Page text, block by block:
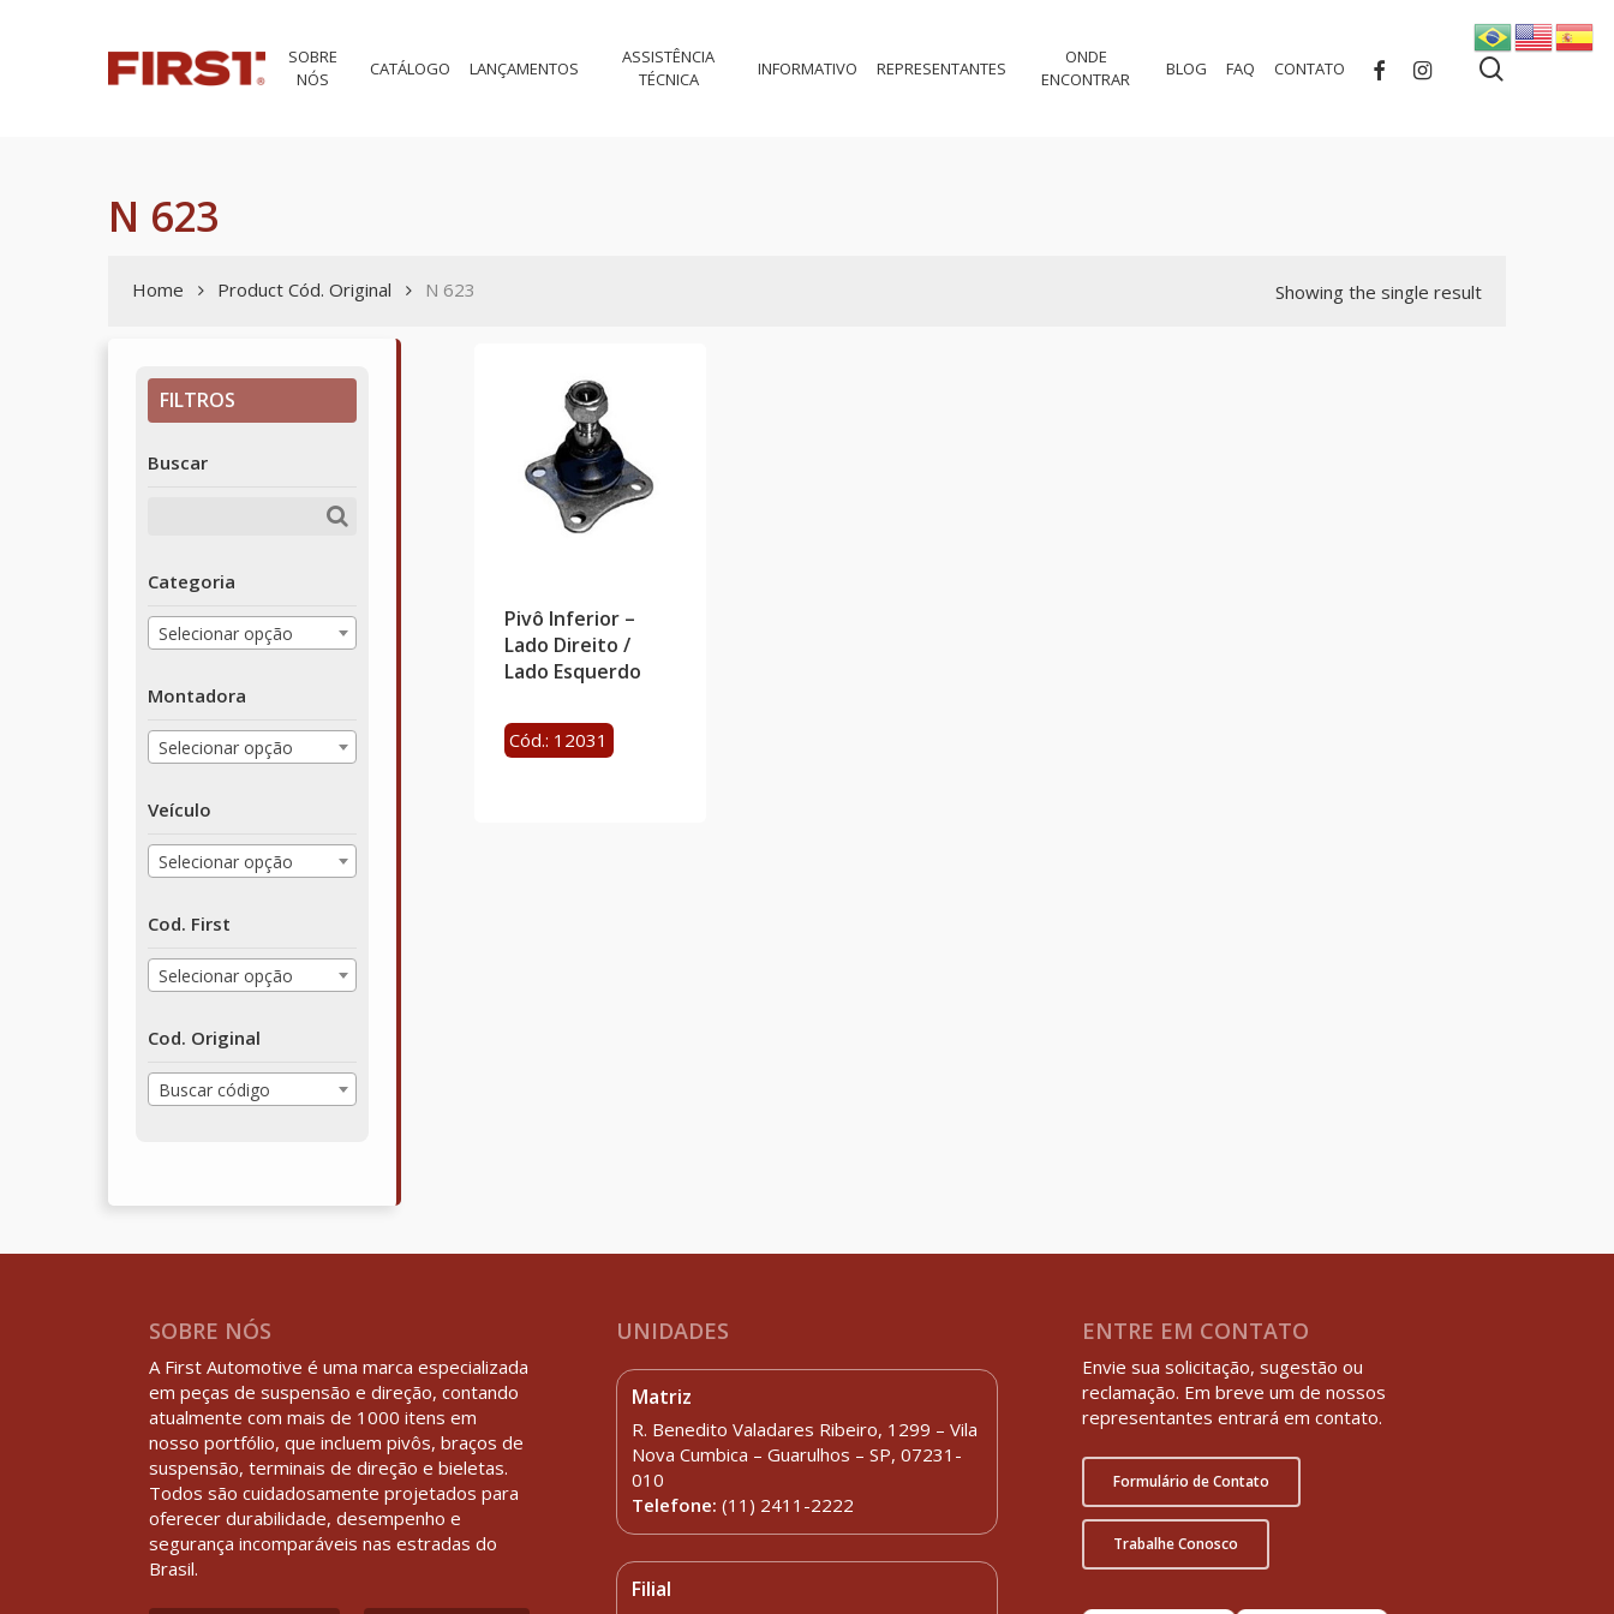
SOBRE
NÓS
CATÁLOGO LANÇAMENTOS
ASSISTÊNCIA
TÉCNICA
INFORMATIVO REPRESENTANTES
ONDE
ENCONTRAR
BLOG FAQ CONTATO FACEBOOKINSTAGRAM
N 623
Showing the single result
Home Product Cód. Original N 623
FILTROS
Buscar
Categoria
Selecionar opção
Montadora
Selecionar opção
Veículo
Selecionar opção
Cod. First
Selecionar opção
Cod. Original
Buscar código
Pivô Inferior –
Lado Direito /
Lado Esquerdo
Cód.: 12031
SOBRE NÓS
A First Automotive é uma marca especializada
em peças de suspensão e direção, contando
atualmente com mais de 1000 itens em
nosso portfólio, que incluem pivôs, braços de
suspensão, terminais de direção e bieletas.
Todos são cuidadosamente projetados para
oferecer durabilidade, desempenho e
segurança incomparáveis nas estradas do
Brasil.
UNIDADES
Matriz
R. Benedito Valadares Ribeiro, 1299 – Vila
Nova Cumbica – Guarulhos – SP, 07231-
010
Telefone:(11) 2411-2222
Filial
ENTRE EM CONTATO
Envie sua solicitação, sugestão ou
reclamação. Em breve um de nossos
representantes entrará em contato.
Formulário de Contato
Trabalhe Conosco